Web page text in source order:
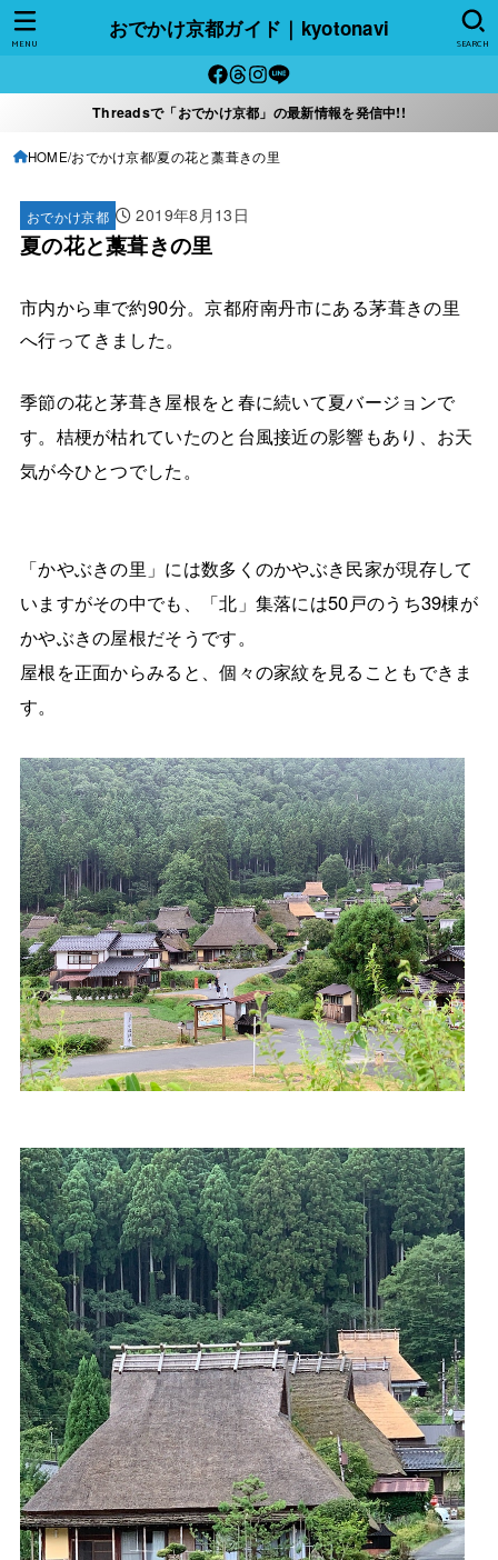
おでかけ京都ガイド｜kyotonavi
SEARCH
MENU
Threadsで「おでかけ京都」の最新情報を発信中!!
HOME おでかけ京都 夏の花と藁葺きの里
おでかけ京都 2019年8月13日
夏の花と藁葺きの里
市内から車で約90分。京都府南丹市にある茅葺きの里
へ行ってきました。
季節の花と茅葺き屋根をと春に続いて夏バージョンで
す。桔梗が枯れていたのと台風接近の影響もあり、お天
気が今ひとつでした。
「かやぶきの里」には数多くのかやぶき民家が現存して
いますがその中でも、「北」集落には50戸のうち39棟が
かやぶきの屋根だそうです。
屋根を正面からみると、個々の家紋を見ることもできま
す。